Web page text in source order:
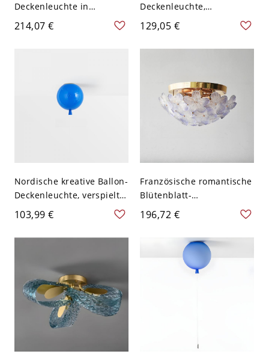
Deckenleuchte in
Halbbündiger Montage,
kreative dekorative
120V Blumen
214,07 €
Deckenleuchte,
Künstlerische
Geometrische
Blütenschirm für
129,05 €
Nordische kreative Ballon-
Deckenleuchte, verspielte
Kinderzimmerlampe mit
Zugschalter - Blau 110V-
120V 25,4 cm
103,99 €
Französische romantische
Blütenblatt-
Deckenleuchte,
mehrfarbige Eisen- und
Glaskunstlampe für
Schlafzimmer und
Esszimmer - 110V-120V
196,72 €